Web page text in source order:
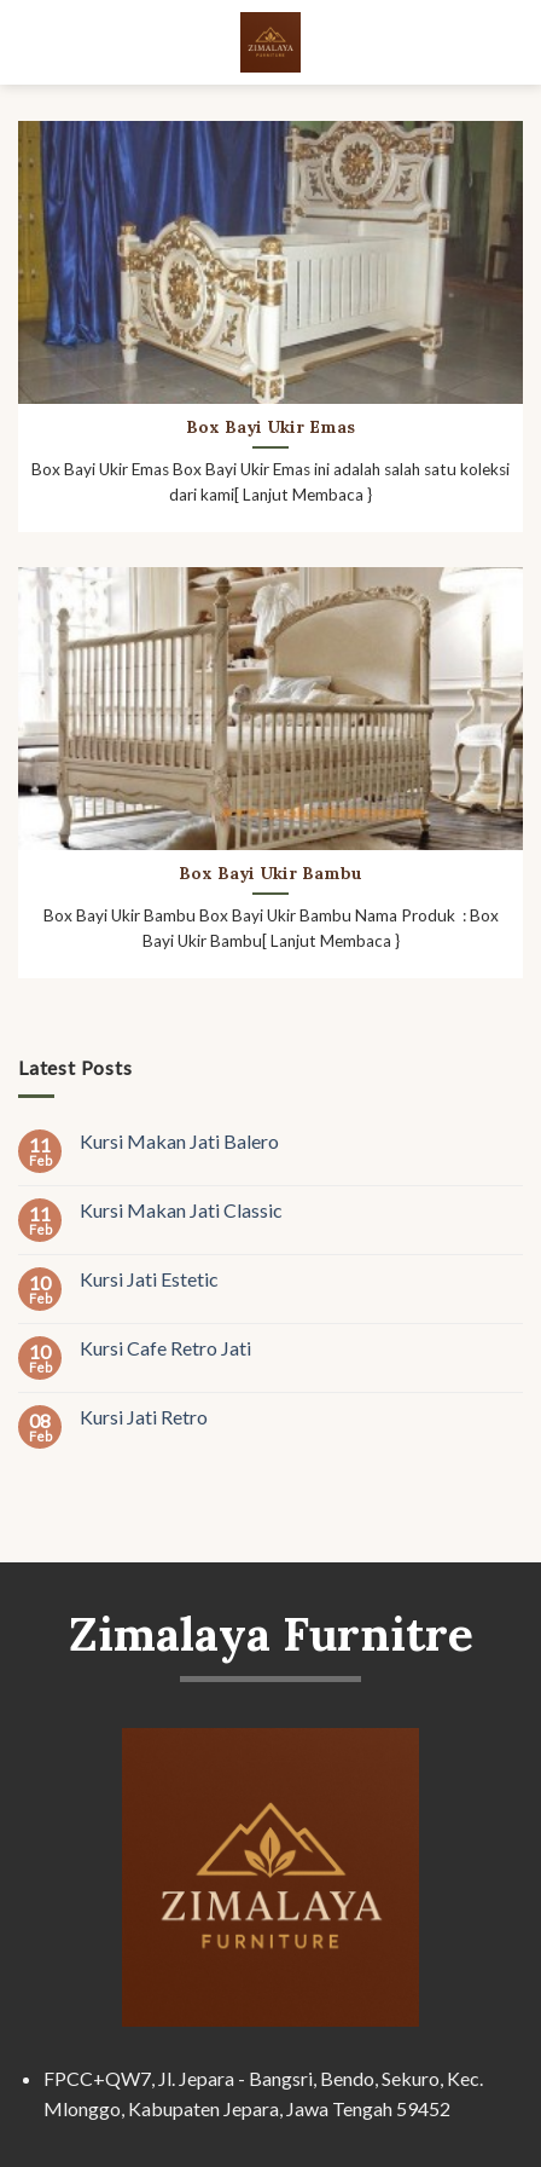
Latest Posts
11
Feb
Kursi Makan Jati Balero
11
Feb
Kursi Makan Jati Classic
10
Feb
Kursi Jati Estetic
10
Feb
Kursi Cafe Retro Jati
08
Feb
Kursi Jati Retro
Box Bayi Ukir Emas
Box Bayi Ukir Emas Box Bayi Ukir Emas ini adalah salah satu koleksi
dari kami[ Lanjut Membaca }
Box Bayi Ukir Bambu
Box Bayi Ukir Bambu Box Bayi Ukir Bambu Nama Produk : Box
Bayi Ukir Bambu[ Lanjut Membaca }
Zimalaya Furnitre
FPCC+QW7, Jl. Jepara - Bangsri, Bendo, Sekuro, Kec.
Mlonggo, Kabupaten Jepara, Jawa Tengah 59452